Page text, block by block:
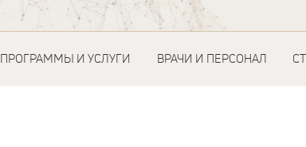
ПРОГРАММЫ И УСЛУГИ ВРАЧИ И ПЕРСОНАЛ